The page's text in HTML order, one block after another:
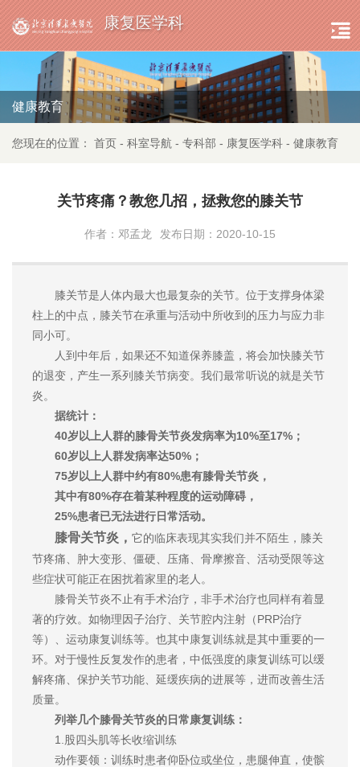
康复医学科
健康教育
您现在的位置： 首页 - 科室导航 - 专科部 - 康复医学科 - 健康教育
关节疼痛？教您几招，拯救您的膝关节
作者：邓孟龙 发布日期：2020-10-15
膝关节是人体内最大也最复杂的关节。位于支撑身体梁
柱上的中点，膝关节在承重与活动中所收到的压力与应力非
同小可。
人到中年后，如果还不知道保养膝盖，将会加快膝关节
的退变，产生一系列膝关节病变。我们最常听说的就是关节
炎。
据统计：
40岁以上人群的膝骨关节炎发病率为10%至17%；
60岁以上人群发病率达50%；
75岁以上人群中约有80%患有膝骨关节炎，
其中有80%存在着某种程度的运动障碍，
25%患者已无法进行日常活动。
膝骨关节炎， 它的临床表现其实我们并不陌生，膝关
节疼痛、肿大变形、僵硬、压痛、骨摩擦音、活动受限等这
些症状可能正在困扰着家里的老人。
膝骨关节炎不止有手术治疗，非手术治疗也同样有着显
著的疗效。如物理因子治疗、关节腔内注射（PRP治疗
等）、运动康复训练等。也其中康复训练就是其中重要的一
环。对于慢性反复发作的患者，中低强度的康复训练可以缓
解疼痛、保护关节功能、延缓疾病的进展等，进而改善生活
质量。
列举几个膝骨关节炎的日常康复训练：
1.股四头肌等长收缩训练
动作要领：训练时患者仰卧位或坐位，患腿伸直，使髌